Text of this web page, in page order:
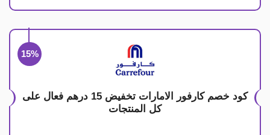
15%
كود خصم كارفور الامارات تخفيض 15 درهم فعال على
كل المنتجات